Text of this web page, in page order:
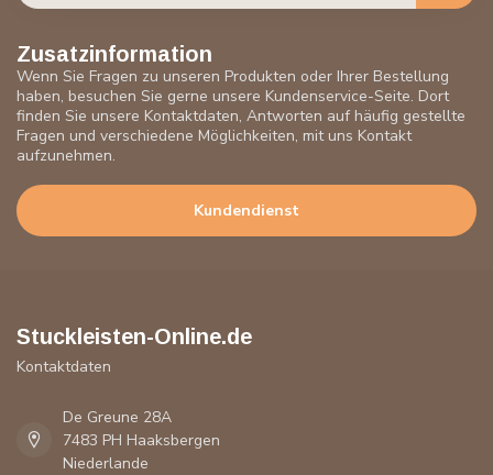
Zusatzinformation
Wenn Sie Fragen zu unseren Produkten oder Ihrer Bestellung
haben, besuchen Sie gerne unsere Kundenservice-Seite. Dort
finden Sie unsere Kontaktdaten, Antworten auf häufig gestellte
Fragen und verschiedene Möglichkeiten, mit uns Kontakt
aufzunehmen.
Kundendienst
Stuckleisten-Online.de
Kontaktdaten
De Greune 28A
7483 PH Haaksbergen
Niederlande